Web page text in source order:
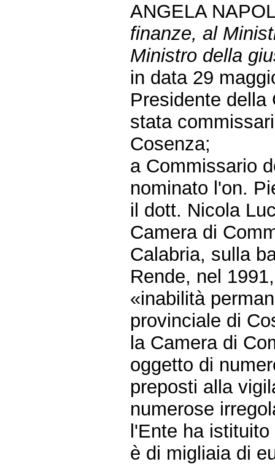
ANGELA
finanze, al
Ministro della
in data 29
Presidente della
stata
Cosenza;
a Commissario
nominato l'on.
il dott. Nicola
Camera di
Calabria, sulla
Rende, nel
«inabilità
provinciale di
la Camera di
oggetto di
preposti alla
numerose
l'Ente ha
è di migliaia di